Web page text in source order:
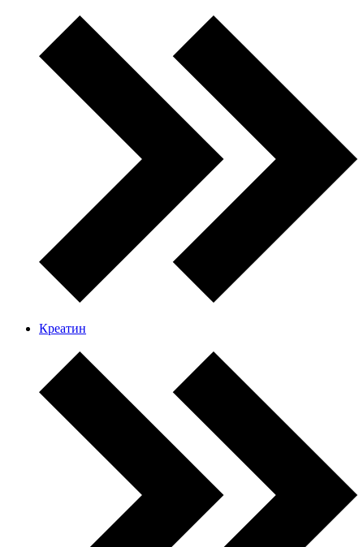
Креатин